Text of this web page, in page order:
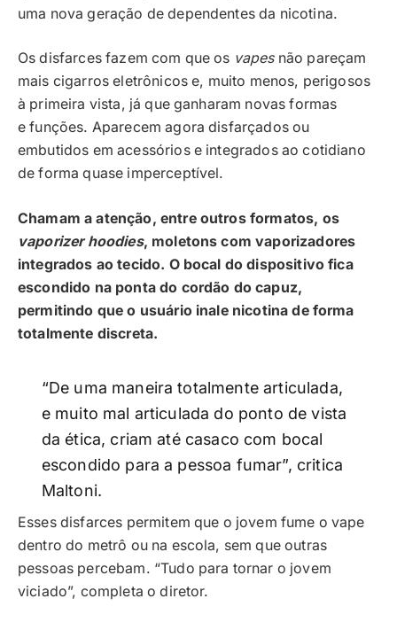
uma nova geração de dependentes da nicotina.
Os disfarces fazem com que os vapesnão pareçam
mais cigarros eletrônicos e, muito menos, perigosos
à primeira vista, já que ganharam novas formas
e funções. Aparecem agora disfarçados ou
embutidos em acessórios e integrados ao cotidiano
de forma quase imperceptível.
Chamam a atenção, entre outros formatos, os
vaporizer hoodies, moletons com vaporizadores
integrados ao tecido. O bocal do dispositivo fica
escondido na ponta do cordão do capuz,
permitindo que o usuário inale nicotina de forma
totalmente discreta.
“De uma maneira totalmente articulada,
e muito mal articulada do ponto de vista
da ética, criam até casaco com bocal
escondido para a pessoa fumar”, critica
Maltoni.
Esses disfarces permitem que o jovem fume o vape
dentro do metrô ou na escola, sem que outras
pessoas percebam. “Tudo para tornar o jovem
viciado”, completa o diretor.